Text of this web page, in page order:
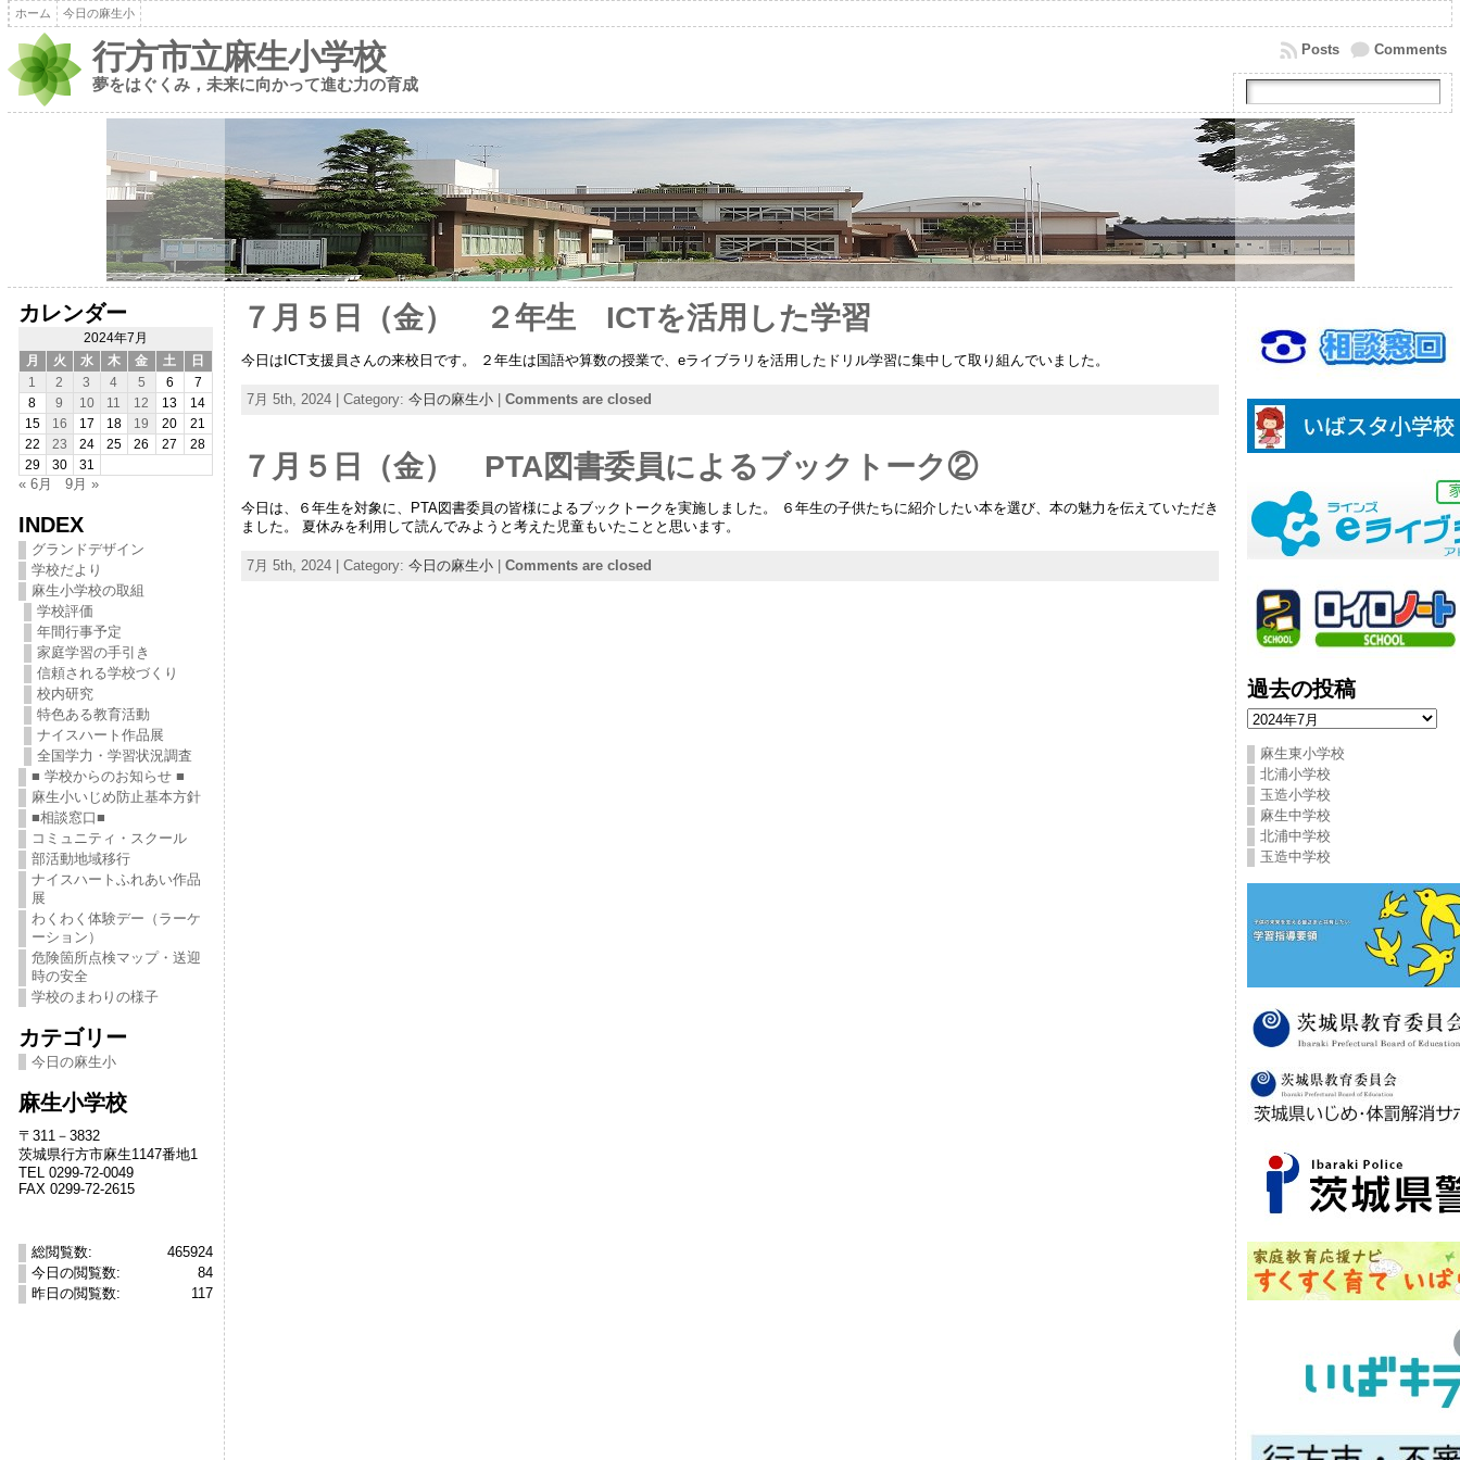
ホーム 今日の麻生小
行方市立麻生小学校
夢をはぐくみ，未来に向かって進む力の育成
Comments
Posts
カレンダー
2024年7月
月
火 水 木 金 土
日
1
2 3 4 5 6
7
8
9 10 11 12 13
14
15
16 17 18 19 20
21
22
23 24 25 26 27
28
29
30 31
« 6月 9月 »
INDEX
グランドデザイン
学校だより
麻生小学校の取組
学校評価
年間行事予定
家庭学習の手引き
信頼される学校づくり
校内研究
特色ある教育活動
ナイスハート作品展
全国学力・学習状況調査
■ 学校からのお知らせ ■
麻生小いじめ防止基本方針
■相談窓口■
コミュニティ・スクール
部活動地域移行
ナイスハートふれあい作品
展
わくわく体験デー（ラーケ
ーション）
危険箇所点検マップ・送迎
時の安全
学校のまわりの様子
カテゴリー
今日の麻生小
麻生小学校
〒311－3832
茨城県行方市麻生1147番地1
TEL 0299-72-0049
FAX 0299-72-2615
465924
総閲覧数:
84
今日の閲覧数:
117
昨日の閲覧数:
７月５日（金） ２年生 ICTを活用した学習
今日はICT支援員さんの来校日です。 ２年生は国語や算数の授業で、eライブラリを活用したドリル学習に集中して取り組んでいました。
7月 5th, 2024 | Category: 今日の麻生小| Comments are closed
７月５日（金） PTA図書委員によるブックトーク②
今日は、６年生を対象に、PTA図書委員の皆様によるブックトークを実施しました。 ６年生の子供たちに紹介したい本を選び、本の魅力を伝えていただき
ました。 夏休みを利用して読んでみようと考えた児童もいたことと思います。
7月 5th, 2024 | Category: 今日の麻生小| Comments are closed
過去の投稿
過
去
の
投
稿
麻生東小学校
北浦小学校
玉造小学校
麻生中学校
北浦中学校
玉造中学校